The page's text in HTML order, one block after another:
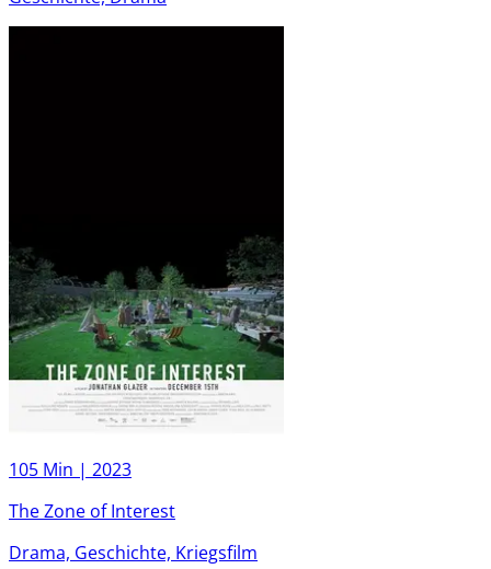
105 Min | 2023
The Zone of Interest
Drama, Geschichte, Kriegsfilm